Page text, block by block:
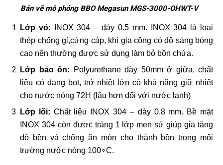
Bản vẽ mô phỏng BBO Megasun MGS-3000-OHWT-V
Lớp vỏ: INOX 304 – dày 0.5 mm. INOX 304 là loại
thép chống gỉ,cứng cáp, khi gia công có độ sáng bóng
cao nên thường được sử dụng làm bỏ bồn chứa.
Lớp bảo ôn: Polyurethane dày 50mm ở giữa, chất
liệu có dạng bọt, trở nhiệt lớn có khả năng giữ nhiệt
cho nước nóng 72H (lâu hơn đối với nước lạnh)
Lớp lõi: Chất liệu INOX 304 – dày 0.8 mm. Bề mặt
INOX 304 còn được tráng 1 lớp men sứ giúp gia tăng
độ bền và chống ăn mòn cho thành bồn trong môi
trường nước nóng 100∘C.